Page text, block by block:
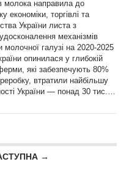
молока направила до
економіки, торгівлі та
України листа з
механізмів
молочної галузі на 2020-2025
опинилася у глибокій
які забезпечують 80%
втратили найбільшу
України — понад 30 тис.…
→